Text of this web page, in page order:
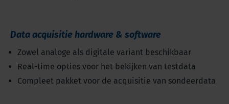
Data acquisitie hardware & software
Zowel analoge als digitale variant beschikbaar
Real-time opties voor het bekijken van testdata
Compleet pakket voor de acquisitie van sondeerdata